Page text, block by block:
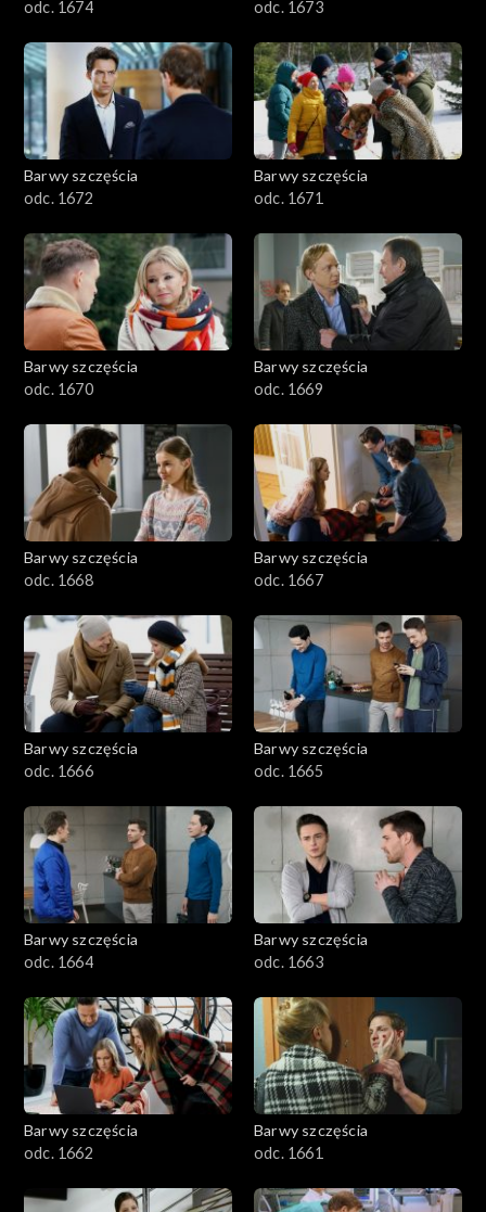
odc. 1674 odc. 1673
Barwy szczęścia
odc. 1672
Barwy szczęścia
odc. 1671
Barwy szczęścia
odc. 1670
Barwy szczęścia
odc. 1669
Barwy szczęścia
odc. 1668
Barwy szczęścia
odc. 1667
Barwy szczęścia
odc. 1666
Barwy szczęścia
odc. 1665
Barwy szczęścia
odc. 1664
Barwy szczęścia
odc. 1663
Barwy szczęścia
odc. 1662
Barwy szczęścia
odc. 1661